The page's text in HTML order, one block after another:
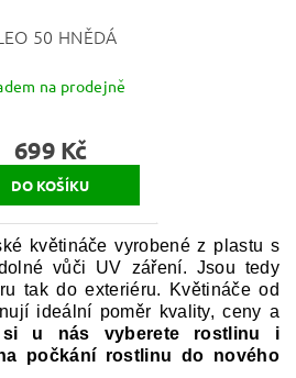
květináče vyrobené z plastu s
vůči UV záření. Jsou tedy
tak do exteriéru. Květináče od
ideální poměr kvality, ceny a
si u nás vyberete rostlinu i
počkání rostlinu do nového
50 HNĚDÁ
na prodejně
699 Kč